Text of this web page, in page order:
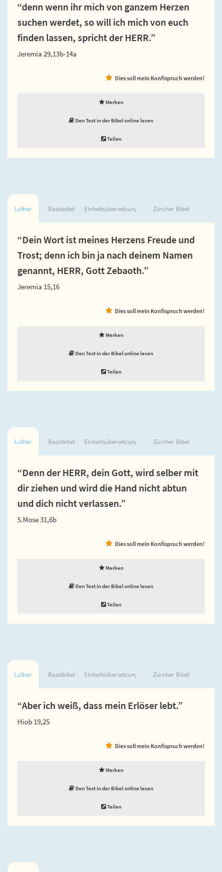
“denn wenn ihr mich von ganzem Herzen
suchen werdet, so will ich mich von euch
finden lassen, spricht der HERR.”
Jeremia 29,13b-14a
Dies soll mein Konfispruch werden!
Merken
Den Text in der Bibel online lesen
Teilen
Luther Basisbibel Einheitsübersetzung Zürcher Bibel
“Dein Wort ist meines Herzens Freude und
Trost; denn ich bin ja nach deinem Namen
genannt, HERR, Gott Zebaoth.”
Jeremia 15,16
Dies soll mein Konfispruch werden!
Merken
Den Text in der Bibel online lesen
Teilen
Luther Basisbibel Einheitsübersetzung Zürcher Bibel
“Denn der HERR, dein Gott, wird selber mit
dir ziehen und wird die Hand nicht abtun
und dich nicht verlassen.”
5.Mose 31,6b
Dies soll mein Konfispruch werden!
Merken
Den Text in der Bibel online lesen
Teilen
Luther Basisbibel Einheitsübersetzung Zürcher Bibel
“Aber ich weiß, dass mein Erlöser lebt.”
Hiob 19,25
Dies soll mein Konfispruch werden!
Merken
Den Text in der Bibel online lesen
Teilen